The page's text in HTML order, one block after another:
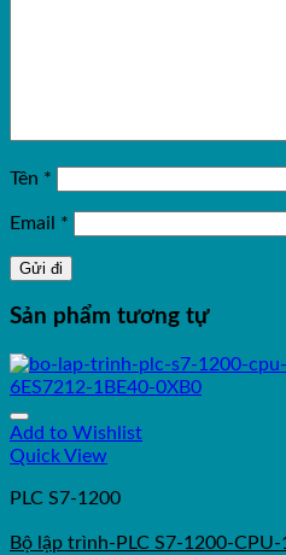
Tên *
Email *
Sản phẩm tương tự
Add to Wishlist
Quick View
PLC S7-1200
Bộ lập trình-PLC S7-1200-